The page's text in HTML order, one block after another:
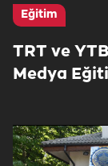
Eğitim
TRT ve
Medya